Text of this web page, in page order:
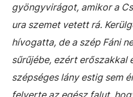
gyöngyvirágot, amikor a
ura szemet vetett rá.
hívogatta, de a szép Fáni
sűrűjébe, ezért erőszakkal
szépséges lány estig sem
felverte az egész falut,